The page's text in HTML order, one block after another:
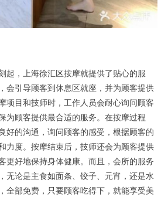
，上海徐汇区按摩就提供了贴心的服
会引导顾客到休息区就座，并为顾客提供
项目和技师时，工作人员会耐心询问顾客
为顾客提供最合适的服务。在按摩过程
好的沟通，询问顾客的感受，根据顾客的
力度。按摩结束后，技师还会为顾客提供
更好地保持身体健康。而且，会所的服务
无论是主食如面条、饺子、元宵，还是水
全部免费，只要顾客吃得下，就能享受美